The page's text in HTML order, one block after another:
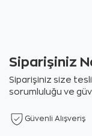
Siparişiniz
Siparişiniz size
sorumluluğu ve
Güvenli Alışveriş